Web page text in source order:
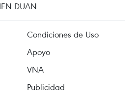
DUAN
Condiciones de Uso
Apoyo
VNA
Publicidad